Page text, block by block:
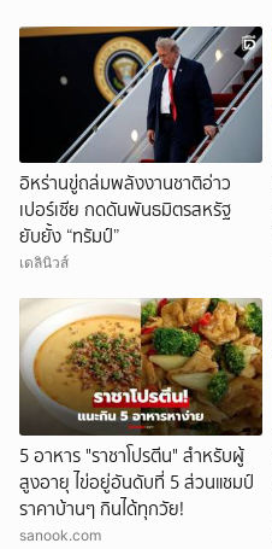
อิหร่านขู่ถล่มพลังงานชาติอ่าว
เปอร์เซีย กดดันพันธมิตรสหรัฐ
ยับยั้ง “ทรัมป์”
เดลินิวส์
5 อาหาร "ราชาโปรตีน" สำหรับผู้
สูงอายุ ไข่อยู่อันดับที่ 5 ส่วนแชมป์
ราคาบ้านๆ กินได้ทุกวัย!
sanook.com